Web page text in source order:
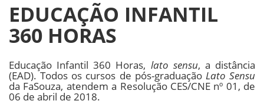
EDUCAÇÃO INFANTIL
360 HORAS
Educação Infantil 360 Horas, lato sensu, a distância
(EAD). Todos os cursos de pós-graduação Lato Sensu
da FaSouza, atendem a Resolução CES/CNE nº 01, de
06 de abril de 2018.